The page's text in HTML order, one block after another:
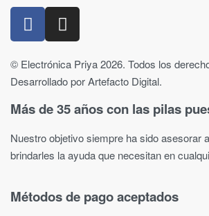
© Electrónica Priya 2026. Todos los
Desarrollado por Artefacto Digital.
Más de 35 años con las pilas
Nuestro objetivo siempre ha sido asesorar
brindarles la ayuda que necesitan en
Métodos de pago aceptados